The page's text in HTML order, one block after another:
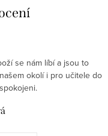
se nám líbí a jsou to
okolí i pro učitele do